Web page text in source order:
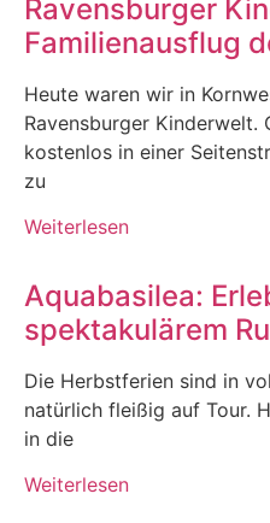
Ravensburger
Familienausflug
Heute waren wir in
Ravensburger Kinderwelt.
kostenlos in einer
zu
Weiterlesen
Aquabasilea:
spektakulärem
Die Herbstferien sind in
natürlich fleißig auf Tour.
in die
Weiterlesen